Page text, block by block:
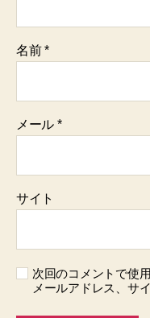
名前*
メール *
サイト
次回のコメントで使
メールアドレス、サ